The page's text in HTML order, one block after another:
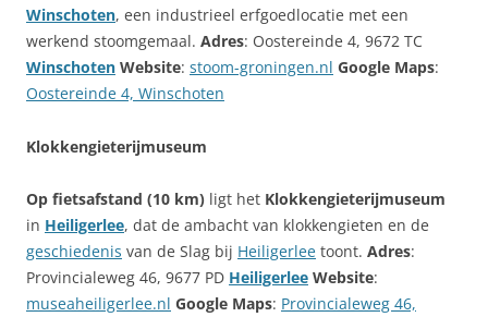
Winschoten, een industrieel erfgoedlocatie met een
werkend stoomgemaal. Adres: Oostereinde 4, 9672 TC
Winschoten Website: stoom-groningen.nl Google Maps:
Oostereinde 4, Winschoten
Klokkengieterijmuseum
Op fietsafstand (10 km) ligt het Klokkengieterijmuseum
in Heiligerlee, dat de ambacht van klokkengieten en de
geschiedenis van de Slag bij Heiligerlee toont. Adres:
Provincialeweg 46, 9677 PD Heiligerlee Website:
museaheiligerlee.nl Google Maps: Provincialeweg 46,